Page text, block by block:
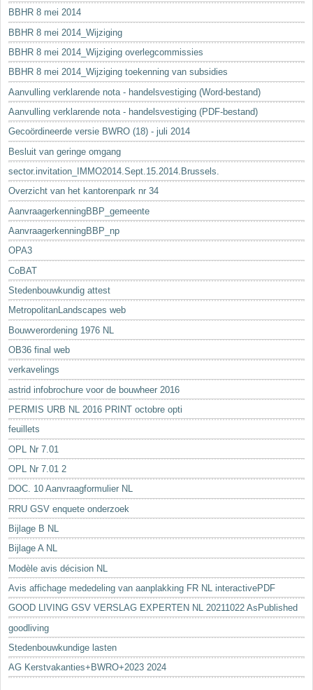
BBHR 8 mei 2014
BBHR 8 mei 2014_Wijziging
BBHR 8 mei 2014_Wijziging overlegcommissies
BBHR 8 mei 2014_Wijziging toekenning van subsidies
Aanvulling verklarende nota - handelsvestiging (Word-bestand)
Aanvulling verklarende nota - handelsvestiging (PDF-bestand)
Gecoördineerde versie BWRO (18) - juli 2014
Besluit van geringe omgang
sector.invitation_IMMO2014.Sept.15.2014.Brussels.
Overzicht van het kantorenpark nr 34
AanvraagerkenningBBP_gemeente
AanvraagerkenningBBP_np
OPA3
CoBAT
Stedenbouwkundig attest
MetropolitanLandscapes web
Bouwverordening 1976 NL
OB36 final web
verkavelings
astrid infobrochure voor de bouwheer 2016
PERMIS URB NL 2016 PRINT octobre opti
feuillets
OPL Nr 7.01
OPL Nr 7.01 2
DOC. 10 Aanvraagformulier NL
RRU GSV enquete onderzoek
Bijlage B NL
Bijlage A NL
Modèle avis décision NL
Avis affichage mededeling van aanplakking FR NL interactivePDF
GOOD LIVING GSV VERSLAG EXPERTEN NL 20211022 AsPublished
goodliving
Stedenbouwkundige lasten
AG Kerstvakanties+BWRO+2023 2024